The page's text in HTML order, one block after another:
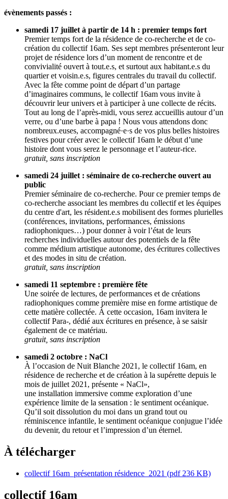
évènements passés :
samedi 17 juillet à partir de 14 h : premier temps fort
Premier temps fort de la résidence de co-recherche et de co-
création du collectif 16am. Ses sept membres présenteront leur
projet de résidence lors d’un moment de rencontre et de
convivialité ouvert à tout.e.s, et surtout aux habitant.e.s du
quartier et voisin.e.s, figures centrales du travail du collectif.
Avec la fête comme point de départ d’un partage
d’imaginaires communs, le collectif 16am vous invite à
découvrir leur univers et à participer à une collecte de récits.
Tout au long de l’après-midi, vous serez accueillis autour d’un
verre, ou d’une barbe à papa ! Nous vous attendons donc
nombreux.euses, accompagné·e·s de vos plus belles histoires
festives pour créer avec le collectif 16am le début d’une
histoire dont vous serez le personnage et l’auteur-rice.
gratuit, sans inscription
samedi 24 juillet : séminaire de co-recherche ouvert au
public
Premier séminaire de co-recherche. Pour ce premier temps de
co-recherche associant les membres du collectif et les équipes
du centre d'art, les résident.e.s mobilisent des formes plurielles
(conférences, invitations, performances, émissions
radiophoniques…) pour donner à voir l’état de leurs
recherches individuelles autour des potentiels de la fête
comme médium artistique autonome, des écritures collectives
et des modes in situ de création.
gratuit, sans inscription
samedi 11 septembre : première fête
Une soirée de lectures, de performances et de créations
radiophoniques comme première mise en forme artistique de
cette matière collectée. À cette occasion, 16am invitera le
collectif Para-, dédié aux écritures en présence, à se saisir
également de ce matériau.
gratuit, sans inscription
samedi 2 octobre : NaCl
À l’occasion de Nuit Blanche 2021, le collectif 16am, en
résidence de recherche et de création à la supérette depuis le
mois de juillet 2021, présente « NaCl»,
une installation immersive comme exploration d’une
expérience limite de la sensation : le sentiment océanique.
Qu’il soit dissolution du moi dans un grand tout ou
réminiscence infantile, le sentiment océanique conjugue l’idée
du devenir, du retour et l’impression d’un éternel.
À télécharger
collectif 16am_présentation résidence_2021 (pdf 236 KB)
collectif 16am